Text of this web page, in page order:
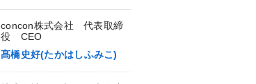
concon株式会社 代表取締
役 CEO
髙橋史好(たかはしふみこ)